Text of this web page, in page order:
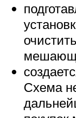
Схема